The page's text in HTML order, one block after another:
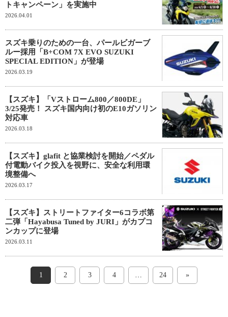
トキャンペーン」を実施中
2026.04.01
スズキ乗りのための一台、パールビガーブ
ルー採用「B+COM 7X EVO SUZUKI
SPECIAL EDITION」が登場
2026.03.19
【スズキ】「Vストローム800／800DE」
3/25発売！ スズキ国内向け初のE10ガソリン
対応車
2026.03.18
【スズキ】glafit と協業検討を開始／ペダル
付電動バイク投入を視野に、安全な利用環
境整備へ
2026.03.17
【スズキ】ストリートファイター6コラボ第
二弾「Hayabusa Tuned by JURI」がカプコ
ンカップに登場
2026.03.11
1 2 3 4 … 24 »